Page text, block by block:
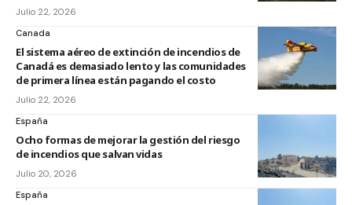
Julio 22, 2026
Canada
El sistema aéreo de extinción de incendios de
Canadá es demasiado lento y las comunidades
de primera línea están pagando el costo
Julio 22, 2026
España
Ocho formas de mejorar la gestión del riesgo
de incendios que salvan vidas
Julio 20, 2026
España